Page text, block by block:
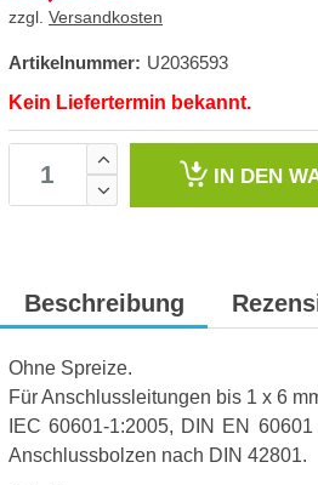
zzgl. Versandkosten
Artikelnummer: U2036593
Kein Liefertermin bekannt.
IN DEN
Beschreibung
Ohne Spreize.
Für Anschlussleitungen bis 1 x 6
IEC 60601-1:2005, DIN EN
Anschlussbolzen nach DIN 42801.